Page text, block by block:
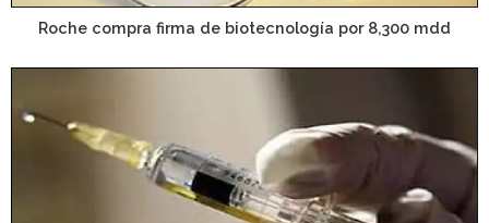
Roche compra firma de biotecnología por 8,300 mdd